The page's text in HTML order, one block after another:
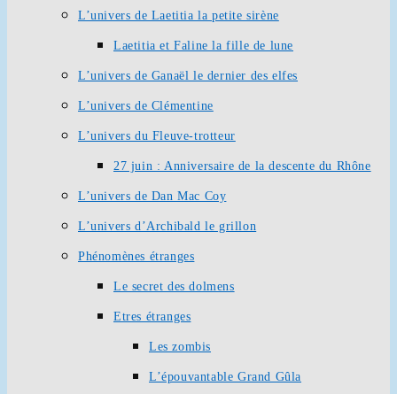
L’univers de Laetitia la petite sirène
Laetitia et Faline la fille de lune
L’univers de Ganaël le dernier des elfes
L’univers de Clémentine
L’univers du Fleuve-trotteur
27 juin : Anniversaire de la descente du Rhône
L’univers de Dan Mac Coy
L’univers d’Archibald le grillon
Phénomènes étranges
Le secret des dolmens
Etres étranges
Les zombis
L’épouvantable Grand Gûla